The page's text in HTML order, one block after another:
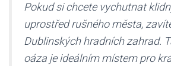
Pokud si chcete vychutnat
uprostřed rušného města,
Dublinských hradních zahrad.
oáza je ideálním místem pro